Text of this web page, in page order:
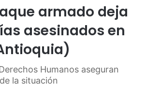
armado deja
asesinados en
Humanos aseguran
la situación